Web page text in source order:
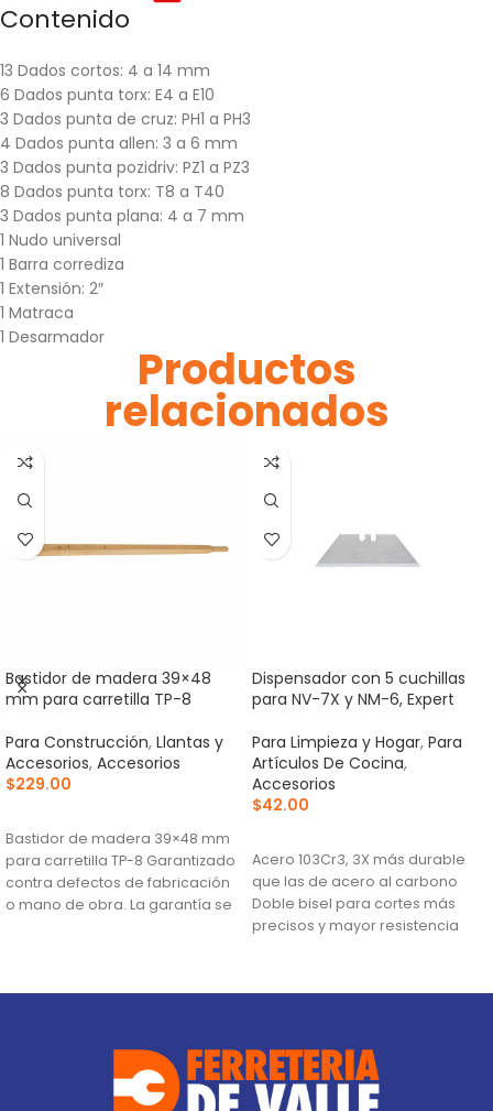
Contenido
13 Dados cortos: 4 a 14 mm
6 Dados punta torx: E4 a E10
3 Dados punta de cruz: PH1 a PH3
4 Dados punta allen: 3 a 6 mm
3 Dados punta pozidriv: PZ1 a PZ3
8 Dados punta torx: T8 a T40
3 Dados punta plana: 4 a 7 mm
1 Nudo universal
1 Barra corrediza
1 Extensión: 2″
1 Matraca
1 Desarmador
Productos
relacionados
Bastidor de madera 39×48
mm para carretilla TP-8
Para Construcción, Llantas y
Accesorios, Accesorios
$229.00
Bastidor de madera 39×48 mm
para carretilla TP-8 Garantizado
contra defectos de fabricación
o mano de obra. La garantía se
Dispensador con 5 cuchillas
para NV-7X y NM-6, Expert
Para Limpieza y Hogar, Para
Artículos De Cocina,
Accesorios
$42.00
Acero 103Cr3, 3X más durable
que las de acero al carbono
Doble bisel para cortes más
precisos y mayor resistencia